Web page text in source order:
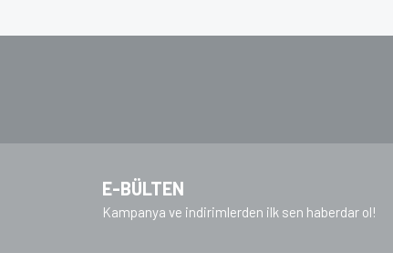
Ürün fiyatı diğer sitelerden daha pahalı.
E-BÜLTEN
Kampanya ve indirimlerden ilk sen haberdar ol!